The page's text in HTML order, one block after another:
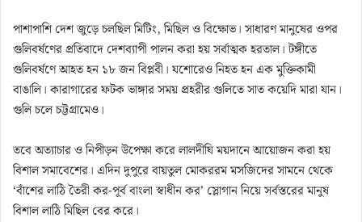
পাশাপাশি দেশ জুড়ে চলছিল মিটিং, মিছিল ও বিক্ষোভ। সাধারণ মানুষের ওপর
গুলিবর্ষণের প্রতিবাদে দেশব্যাপী পালন করা হয় সর্বাত্মক হরতাল। টঙ্গীতে
গুলিবর্ষণে আহত হন ১৮ জন বিপ্লবী। যশোরেও নিহত হন এক মুক্তিকামী
বাঙালি। কারাগারের ফটক ভাঙ্গার সময় প্রহরীর গুলিতে সাত কয়েদি মারা যান।
গুলি চলে চট্টগ্রামেও।
তবে অত্যাচার ও নিপীড়ন উপেক্ষা করে লালদীঘি ময়দানে আয়োজন করা হয়
বিশাল সমাবেশের। এদিন দুপুরে বায়তুল মোকররম মসজিদের সামনে থেকে
‘বাঁশের লাঠি তৈরী কর-পূর্ব বাংলা স্বাধীন কর’ স্লোগান নিয়ে সর্বস্তরের মানুষ
বিশাল লাঠি মিছিল বের করে।